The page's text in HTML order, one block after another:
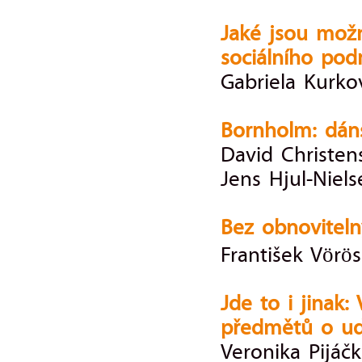
Jaké jsou
sociálního
Gabriela
Bornholm:
David
Jens Hjul-
Bez
František Vörös
Jde to i jinak:
předmětů o
Veronika